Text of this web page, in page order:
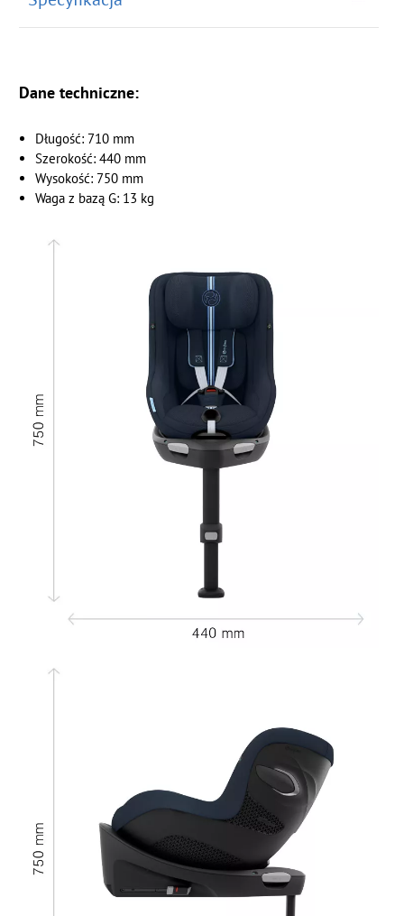
Dane techniczne:
Długość: 710 mm
Szerokość: 440 mm
Wysokość: 750 mm
Waga z bazą G: 13 kg